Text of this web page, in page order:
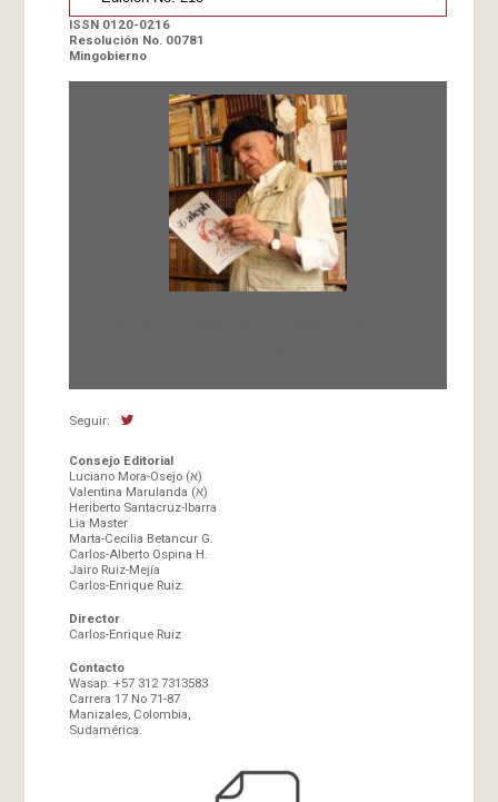
ISSN 0120-0216
Resolución No. 00781
Mingobierno
Seguir:
Consejo Editorial
Luciano Mora-Osejo (א)
Valentina Marulanda (א)
Heriberto Santacruz-Ibarra
Lia Master
Marta-Cecilia Betancur G.
Carlos-Alberto Ospina H.
Jairo Ruiz-Mejía
Carlos-Enrique Ruiz.
Director
Carlos-Enrique Ruiz
Contacto
Wasap: +57 312 7313583
Carrera 17 No 71-87
Manizales, Colombia,
Sudamérica.